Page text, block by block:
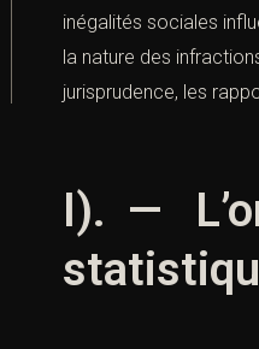
inégalités sociales
la nature des
jurisprudence, les
I). —